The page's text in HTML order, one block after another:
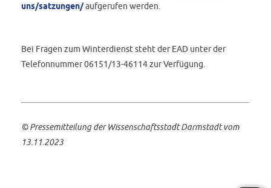
uns/satzungen/aufgerufen werden.
Bei Fragen zum Winterdienst steht der EAD unter der
Telefonnummer 06151/13-46114 zur Verfügung.
©Pressemitteilung der Wissenschaftsstadt Darmstadtvom
13.11.2023